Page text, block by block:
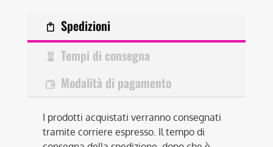
Spedizioni
Tempi di consegna
Modalità di pagamento
I prodotti acquistati verranno consegnati
tramite corriere espresso. Il tempo di